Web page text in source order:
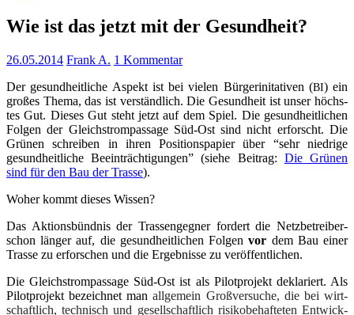
Wie ist das jetzt mit der Gesundheit?
26.05.2014 Frank A. 1 Kommentar
Der gesund­heit­li­che Aspekt ist bei vie­len Bür­ger­ini­ta­ti­ven (BI) ein
gro­ßes The­ma, das ist ver­ständ­lich. Die Gesund­heit ist unser höchs­
tes Gut. Die­ses Gut steht jetzt auf dem Spiel. Die gesund­heit­li­chen
Fol­gen der Gleich­strom­pas­sa­ge Süd-Ost sind nicht erforscht. Die
Grü­nen schrei­ben in ihren Posi­ti­ons­pa­pier über “sehr nied­ri­ge
gesund­heit­li­che Beein­träch­ti­gun­gen” (sie­he Bei­trag: Die Grü­nen
sind für den Bau der Tras­se).
Woher kommt die­ses Wissen?
Das Akti­ons­bünd­nis der Tras­sen­geg­ner for­dert die Netz­be­trei­ber­
schon län­ger auf, die gesund­heit­li­chen Fol­genvor dem Bau einer
Tras­se zu erfor­schen und die Ergeb­nis­se zu veröffentlichen.
Die Gleich­strom­pas­sa­ge Süd-Ost ist als Pilot­pro­jekt dekla­riert. Als
Pilot­pro­jekt bezeich­net manall­ge­mein Groß­ver­su­che, die bei wirt­
schaft­lich, tech­nisch und gesell­schaft­lich risi­ko­be­haf­te­ten Ent­wick­